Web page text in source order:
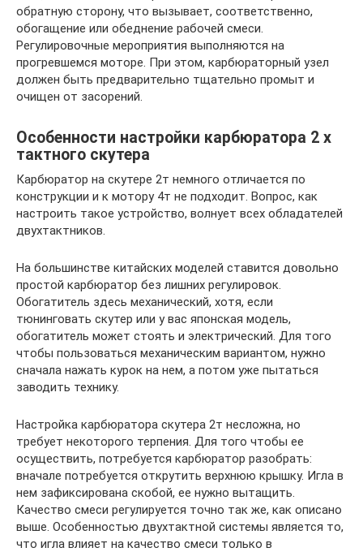
обратную сторону, что вызывает, соответственно,
обогащение или обеднение рабочей смеси.
Регулировочные мероприятия выполняются на
прогревшемся моторе. При этом, карбюраторный узел
должен быть предварительно тщательно промыт и
очищен от засорений.
Особенности настройки карбюратора 2 х
тактного скутера
Карбюратор на скутере 2т немного отличается по
конструкции и к мотору 4т не подходит. Вопрос, как
настроить такое устройство, волнует всех обладателей
двухтактников.
На большинстве китайских моделей ставится довольно
простой карбюратор без лишних регулировок.
Обогатитель здесь механический, хотя, если
тюнинговать скутер или у вас японская модель,
обогатитель может стоять и электрический. Для того
чтобы пользоваться механическим вариантом, нужно
сначала нажать курок на нем, а потом уже пытаться
заводить технику.
Настройка карбюратора скутера 2т несложна, но
требует некоторого терпения. Для того чтобы ее
осуществить, потребуется карбюратор разобрать:
вначале потребуется открутить верхнюю крышку. Игла в
нем зафиксирована скобой, ее нужно вытащить.
Качество смеси регулируется точно так же, как описано
выше. Особенностью двухтактной системы является то,
что игла влияет на качество смеси только в